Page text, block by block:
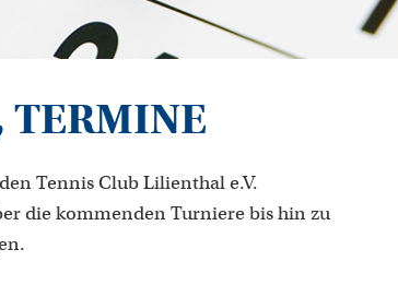
TERMINE
Tennis Club Lilienthal e.V.
die kommenden Turniere bis hin zu